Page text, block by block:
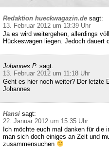
Redaktion hueckwagazin.de sagt:
13. Februar 2012 um 13:39 Uhr
Ja es wird weitergehen, allerdings
Hückeswagen liegen. Jedoch
Johannes P. sagt:
13. Februar 2012 um 11:18 Uhr
Geht es hier noch weiter? Der letzte
Johannes
Hansi sagt:
22. Januar 2012 um 15:35 Uhr
Ich möchte euch mal danken für die
man sich doch einiges an Zeit und
zusammensuchen